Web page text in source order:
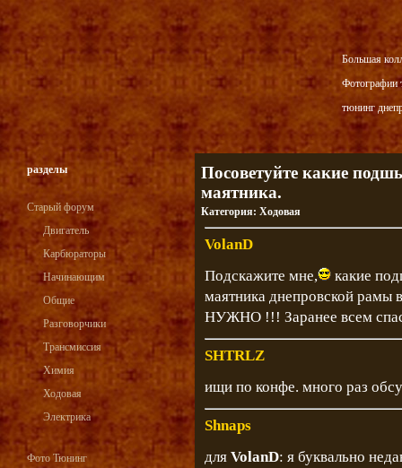
Большая
Фотографии
тюнинг
разделы
Старый форум
Двигатель
Карбюраторы
Начинающим
Общие
Разговорчики
Трансмиссия
Химия
Ходовая
Электрика
Фото Тюнинг
Посоветуйте какие
маятника.
Категория: Ходовая
VolanD
Подскажите мне,
какие
маятника днепровской рамы
НУЖНО !!! Заранее всем
SHTRLZ
ищи по конфе. много раз
Shnaps
для VolanD: я буквально